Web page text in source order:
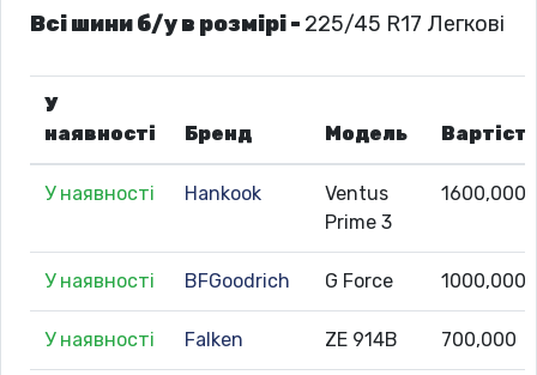
Всі шини б/у в розмірі - 225/45 R17 Легкові
У
наявності
Бренд Модель
У наявності Hankook
Ventus
Prime 3
1600,000
У наявності BFGoodrich G Force 1000,000
У наявності Falken ZE 914B 700,000